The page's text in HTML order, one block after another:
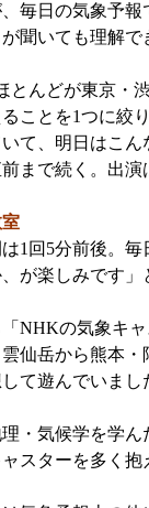
毎日の気象予報
聞いても理解
んどが東京・
ことを1つに絞
て、明日はこ
まで続く。出
1回5分前後。毎
が楽しみです」
NHKの気象キャ
仙岳から熊本
て遊んでいまし
・気候学を学ん
スターを多く抱